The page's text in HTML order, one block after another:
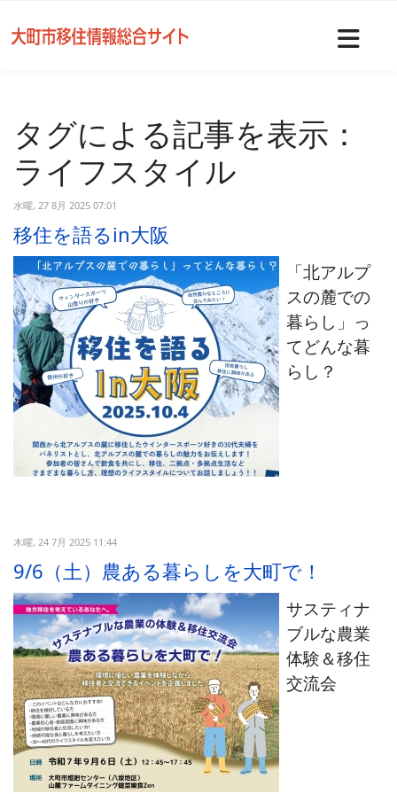
タグによる記事を表示：
ライフスタイル
水曜, 27 8月 2025 07:01
移住を語るin大阪
「北アルプ
スの麓での
暮らし」っ
てどんな暮
らし？
木曜, 24 7月 2025 11:44
9/6（土）農ある暮らしを大町で！
サスティナ
ブルな農業
体験＆移住
交流会